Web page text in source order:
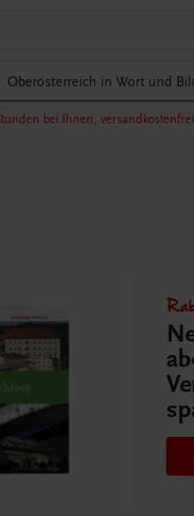
Oberösterreich in Wort und
bei Ihnen, versandkostenfrei